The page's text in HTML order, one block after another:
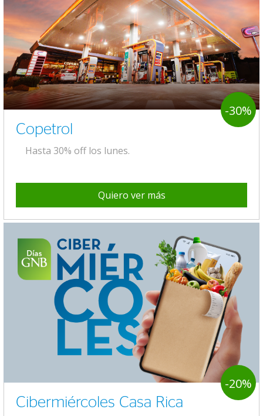
-30%
Copetrol
Hasta 30% off los lunes.
Quiero ver más
-20%
Cibermiércoles Casa Rica